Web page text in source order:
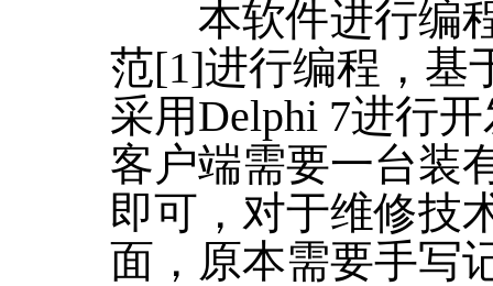
本软件进行编程
范[1]进行编程，基
采用Delphi 7进行
客户端需要一台装
即可，对于维修技
面，原本需要手写